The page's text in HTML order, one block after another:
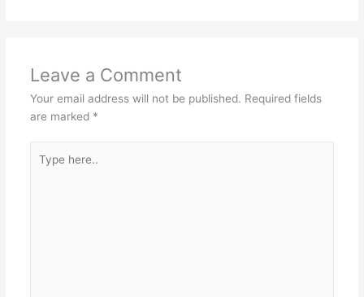
Leave a Comment
Your email address will not be published. Required fields
are marked *
here..